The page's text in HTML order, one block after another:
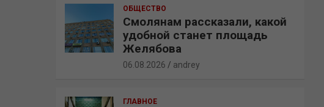
ОБЩЕСТВО
Смолянам рассказали, какой
удобной станет площадь
Желябова
06.08.2026 andrey
ГЛАВНОЕ